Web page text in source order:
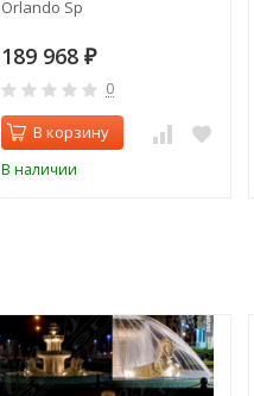
Orlando Sp
189 968 ₽
0
В корзину
В наличии